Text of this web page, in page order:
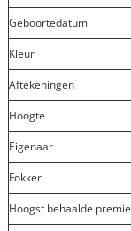
Geboortedatum
Kleur
Aftekeningen
Hoogte
Eigenaar
Fokker
Hoogst behaalde premie